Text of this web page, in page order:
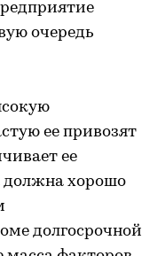
очередь
ее привозят
ее
должна хорошо
долгосрочной